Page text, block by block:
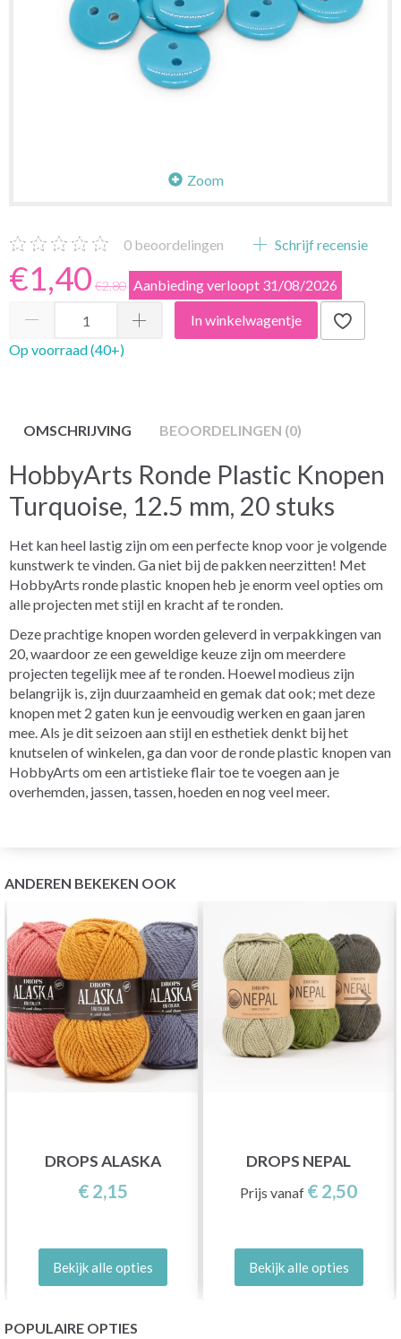
Zoom
0 beoordelingen Schrijf recensie
€1,40 €2,80 Aanbieding verloopt 31/08/2026
In winkelwagentje
Op voorraad (40+)
OMSCHRIJVING BEOORDELINGEN (0)
HobbyArts Ronde Plastic Knopen
Turquoise, 12.5 mm, 20 stuks
Het kan heel lastig zijn om een perfecte knop voor je volgende
kunstwerk te vinden. Ga niet bij de pakken neerzitten! Met
HobbyArts ronde plastic knopen heb je enorm veel opties om
alle projecten met stijl en kracht af te ronden.
Deze prachtige knopen worden geleverd in verpakkingen van
20, waardoor ze een geweldige keuze zijn om meerdere
projecten tegelijk mee af te ronden. Hoewel modieus zijn
belangrijk is, zijn duurzaamheid en gemak dat ook; met deze
knopen met 2 gaten kun je eenvoudig werken en gaan jaren
mee. Als je dit seizoen aan stijl en esthetiek denkt bij het
knutselen of winkelen, ga dan voor de ronde plastic knopen van
HobbyArts om een artistieke flair toe te voegen aan je
overhemden, jassen, tassen, hoeden en nog veel meer.
ANDEREN BEKEKEN OOK
DROPS ALASKA
€ 2,15
Bekijk alle opties
DROPS NEPAL
Prijs vanaf € 2,50
Bekijk alle opties
POPULAIRE OPTIES